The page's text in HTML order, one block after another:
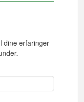
dine erfaringer